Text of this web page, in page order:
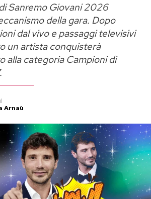
Sanremo Giovani 2026
della gara. Dopo
dal vivo e passaggi televisivi
un artista conquisterà
alla categoria Campioni di
il
Arnaù